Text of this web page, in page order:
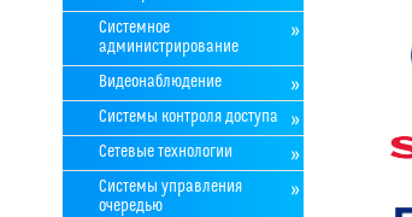
Системное
администрирование
Видеонаблюдение
Системы контроля доступа
Сетевые технологии
Системы управления
очередью